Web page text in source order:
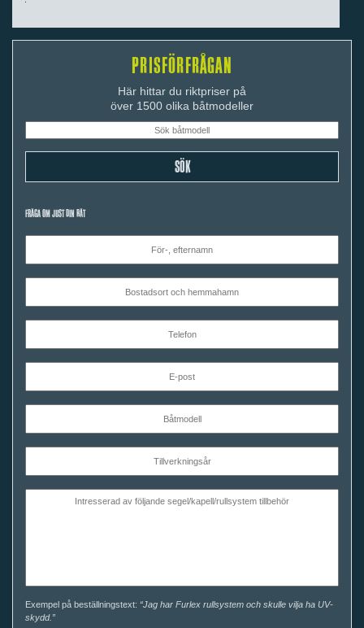
PRISFÖRFRÅGAN
Här hittar du riktpriser på
över 1500 olika båtmodeller
FRÅGA OM JUST DIN BÅT
Exempel på beställningstext: “Jag har Furlex rullsystem och skulle vilja ha UV-
skydd.”